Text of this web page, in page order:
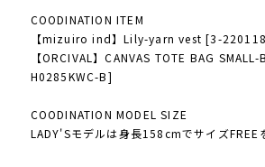
COODINATION ITEM
【mizuiro ind】Lily-yarn vest [3-
【ORCIVAL】CANVAS TOTE BAG
H0285KWC-B]
COODINATION MODEL SIZE
LADY'Sモデルは身長158cmでサイズFREE